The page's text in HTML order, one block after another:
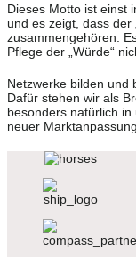
Dieses Motto ist einst
und es zeigt, dass der
zusammengehören.
Pflege der „Würde“
Netzwerke bilden und
Dafür stehen wir als
besonders natürlich
neuer